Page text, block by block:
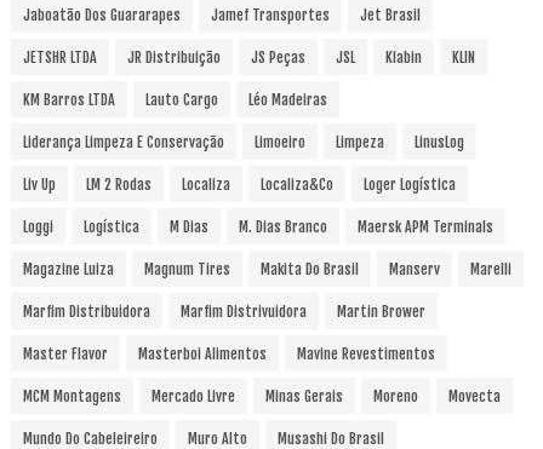
Jaboatão Dos Guararapes Jamef Transportes Jet Brasil
JETSHR LTDA JR Distribuição JS Peças JSL Klabin KLIN
KM Barros LTDA Lauto Cargo Léo Madeiras
Liderança Limpeza E Conservação Limoeiro Limpeza LinusLog
Liv Up LM 2 Rodas Localiza Localiza&Co Loger Logística
Loggi Logística M Dias M. Dias Branco Maersk APM Terminals
Magazine Luiza Magnum Tires Makita Do Brasil Manserv Marelli
Marfim Distribuidora Marfim Distrivuidora Martin Brower
Master Flavor Masterboi Alimentos Mavine Revestimentos
MCM Montagens Mercado Livre Minas Gerais Moreno Movecta
Mundo Do Cabeleireiro Muro Alto Musashi Do Brasil